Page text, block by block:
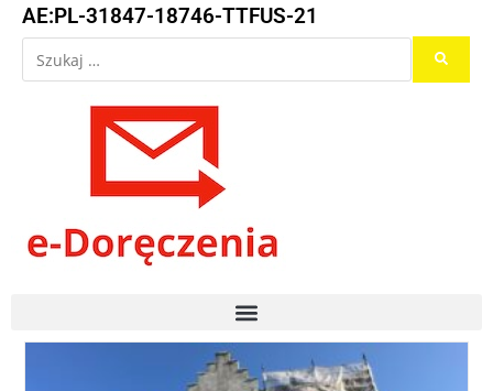
AE:PL-31847-18746-TTFUS-21